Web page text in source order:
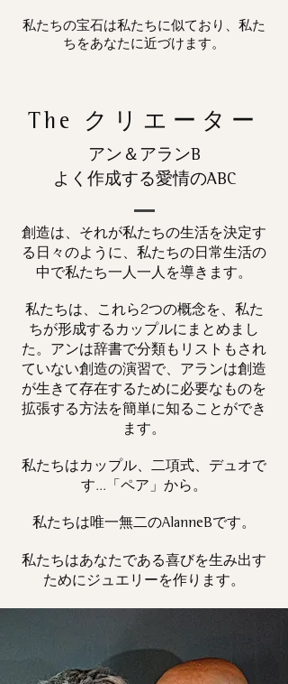
私たちの宝石は私たちに似ており、私た
ちをあなたに近づけます。
The クリエーター
アン＆アランB
よく作成する愛情のABC
創造は、それが私たちの生活を決定す
る日々のように、私たちの日常生活の
中で私たち一人一人を導きます。
私たちは、これら2つの概念を、私た
ちが形成するカップルにまとめまし
た。アンは辞書で分類もリストもされ
ていない創造の演習で、アランは創造
が生きて存在するために必要なものを
拡張する方法を簡単に知ることができ
ます。
私たちはカップル、二項式、デュオで
す...「ペア」から。
私たちは唯一無二のAlanneBです。
私たちはあなたである喜びを生み出す
ためにジュエリーを作ります。